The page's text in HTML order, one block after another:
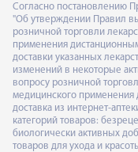
Согласно постановлению
"Об утверждении Правил
розничной торговли
применения
доставки указанных
изменений в некоторые
вопросу розничной
медицинского применения
доставка из интернет-
категорий товаров:
биологически активных
товаров для ухода и